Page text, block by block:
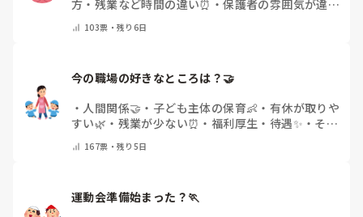
方・残業など時間の違い⏰ ・保護者の雰囲気が違う
💬
給料が違う
で教えてください)
103票・残り6日
・ 人間関係🤝 ・ 子ども主体の保育👶 ・ 有休が取りや
すい🌿 ・ 残業が少ない⏰ ・ 福利厚生・待遇✨ ・ その
他(コメントで教えてください)
167票・残り5日
運動会準備始まった？🏃